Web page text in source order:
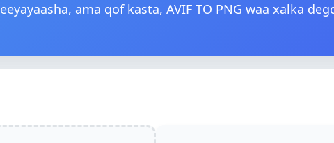
Suomi Português (PT) Čeština
Български Српски
ama qof kasta, AVIF TO PNG waa xalka